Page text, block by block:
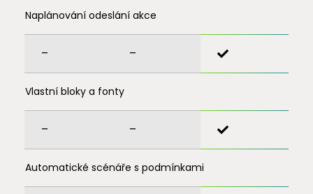
Naplánování odeslání akce
– –
Vlastní bloky a fonty
– –
Automatické scénáře s podmínkami